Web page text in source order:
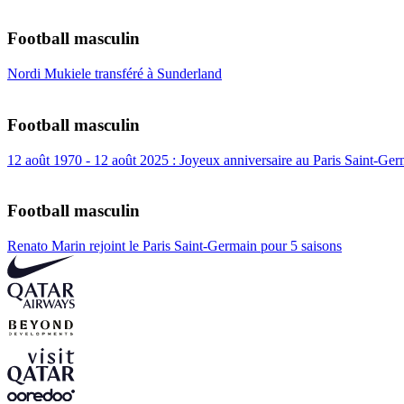
Football masculin
Nordi Mukiele transféré à Sunderland
Football masculin
12 août 1970 - 12 août 2025 : Joyeux anniversaire au Paris Saint-
Football masculin
Renato Marin rejoint le Paris Saint-Germain pour 5 saisons